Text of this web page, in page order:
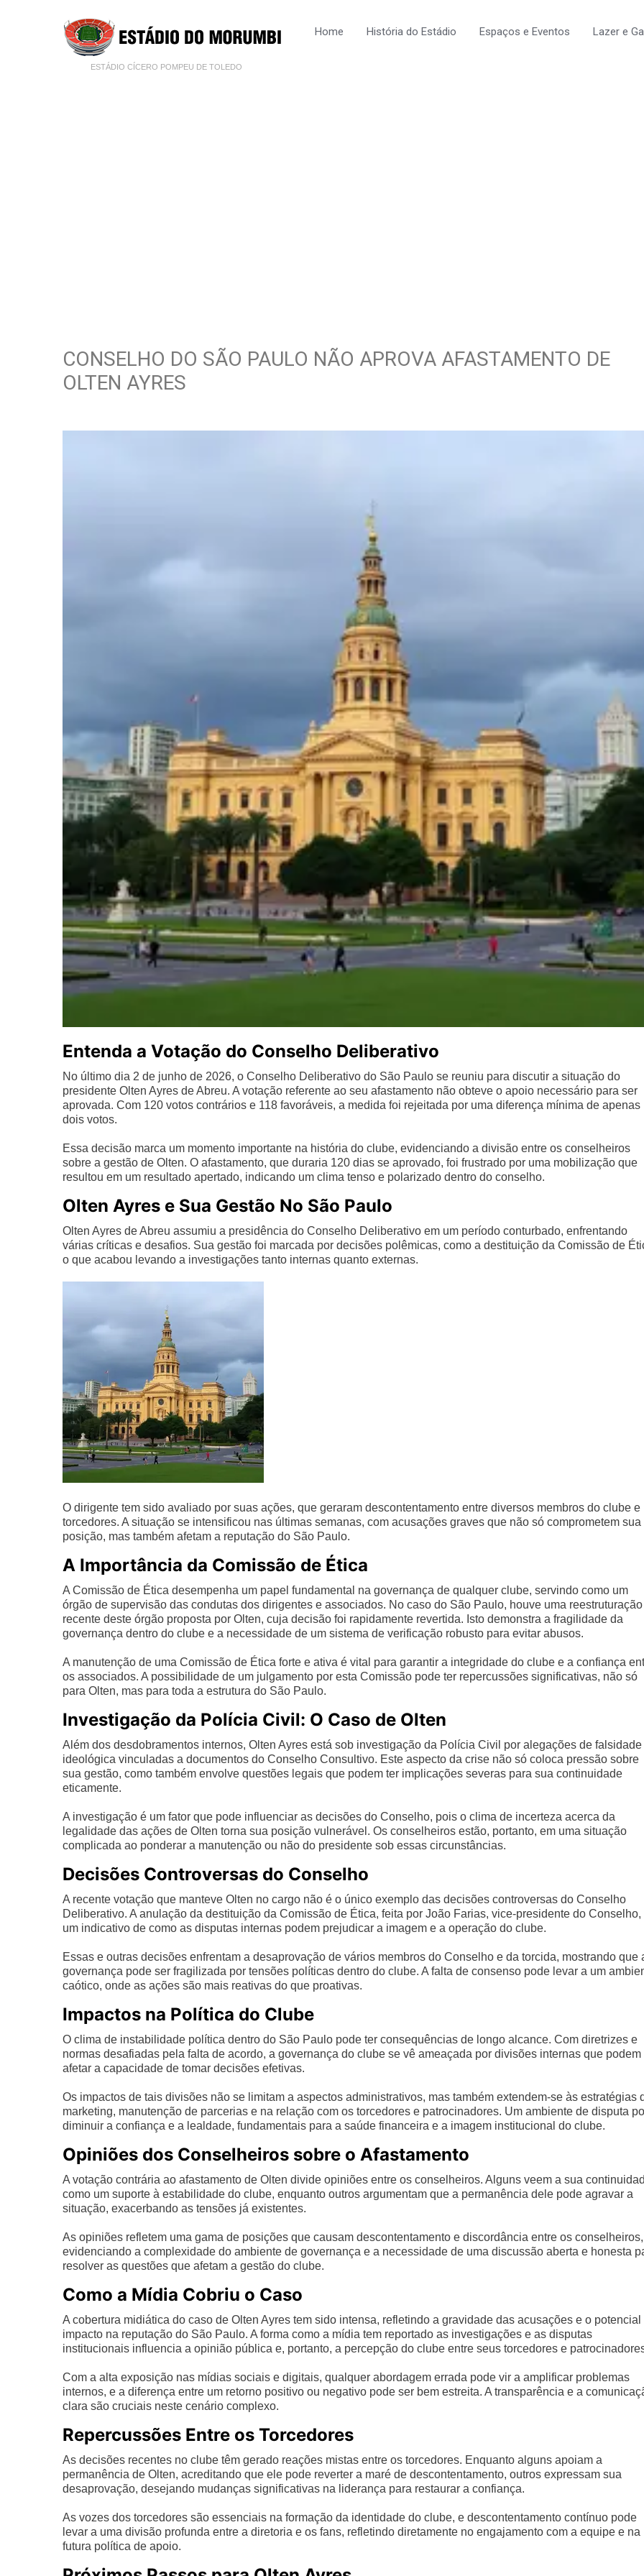
ESTÁDIO CÍCERO POMPEU DE TOLEDO
Home História do Estádio Espaços e Eventos Lazer e
CONSELHO DO SÃO PAULO NÃO APROVA AFASTAMENTO DE
OLTEN AYRES
Entenda a Votação do Conselho Deliberativo
No último dia 2 de junho de 2026, o Conselho Deliberativo do São Paulo se reuniu para discutir a situação do
presidente Olten Ayres de Abreu. A votação referente ao seu afastamento não obteve o apoio necessário para ser
aprovada. Com 120 votos contrários e 118 favoráveis, a medida foi rejeitada por uma diferença mínima de apenas
dois votos.
Essa decisão marca um momento importante na história do clube, evidenciando a divisão entre os conselheiros
sobre a gestão de Olten. O afastamento, que duraria 120 dias se aprovado, foi frustrado por uma mobilização que
resultou em um resultado apertado, indicando um clima tenso e polarizado dentro do conselho.
Olten Ayres e Sua Gestão No São Paulo
Olten Ayres de Abreu assumiu a presidência do Conselho Deliberativo em um período conturbado, enfrentando
várias críticas e desafios. Sua gestão foi marcada por decisões polêmicas, como a destituição da Comissão de
o que acabou levando a investigações tanto internas quanto externas.
O dirigente tem sido avaliado por suas ações, que geraram descontentamento entre diversos membros do clube e
torcedores. A situação se intensificou nas últimas semanas, com acusações graves que não só comprometem sua
posição, mas também afetam a reputação do São Paulo.
A Importância da Comissão de Ética
A Comissão de Ética desempenha um papel fundamental na governança de qualquer clube, servindo como um
órgão de supervisão das condutas dos dirigentes e associados. No caso do São Paulo, houve uma reestruturação
recente deste órgão proposta por Olten, cuja decisão foi rapidamente revertida. Isto demonstra a fragilidade da
governança dentro do clube e a necessidade de um sistema de verificação robusto para evitar abusos.
A manutenção de uma Comissão de Ética forte e ativa é vital para garantir a integridade do clube e a confiança
os associados. A possibilidade de um julgamento por esta Comissão pode ter repercussões significativas, não só
para Olten, mas para toda a estrutura do São Paulo.
Investigação da Polícia Civil: O Caso de Olten
Além dos desdobramentos internos, Olten Ayres está sob investigação da Polícia Civil por alegações de falsidade
ideológica vinculadas a documentos do Conselho Consultivo. Este aspecto da crise não só coloca pressão sobre
sua gestão, como também envolve questões legais que podem ter implicações severas para sua continuidade
eticamente.
A investigação é um fator que pode influenciar as decisões do Conselho, pois o clima de incerteza acerca da
legalidade das ações de Olten torna sua posição vulnerável. Os conselheiros estão, portanto, em uma situação
complicada ao ponderar a manutenção ou não do presidente sob essas circunstâncias.
Decisões Controversas do Conselho
A recente votação que manteve Olten no cargo não é o único exemplo das decisões controversas do Conselho
Deliberativo. A anulação da destituição da Comissão de Ética, feita por João Farias, vice-presidente do Conselho,
um indicativo de como as disputas internas podem prejudicar a imagem e a operação do clube.
Essas e outras decisões enfrentam a desaprovação de vários membros do Conselho e da torcida, mostrando que
governança pode ser fragilizada por tensões políticas dentro do clube. A falta de consenso pode levar a um
caótico, onde as ações são mais reativas do que proativas.
Impactos na Política do Clube
O clima de instabilidade política dentro do São Paulo pode ter consequências de longo alcance. Com diretrizes e
normas desafiadas pela falta de acordo, a governança do clube se vê ameaçada por divisões internas que podem
afetar a capacidade de tomar decisões efetivas.
Os impactos de tais divisões não se limitam a aspectos administrativos, mas também extendem-se às estratégias
marketing, manutenção de parcerias e na relação com os torcedores e patrocinadores. Um ambiente de disputa
diminuir a confiança e a lealdade, fundamentais para a saúde financeira e a imagem institucional do clube.
Opiniões dos Conselheiros sobre o Afastamento
A votação contrária ao afastamento de Olten divide opiniões entre os conselheiros. Alguns veem a sua
como um suporte à estabilidade do clube, enquanto outros argumentam que a permanência dele pode agravar a
situação, exacerbando as tensões já existentes.
As opiniões refletem uma gama de posições que causam descontentamento e discordância entre os conselheiros,
evidenciando a complexidade do ambiente de governança e a necessidade de uma discussão aberta e honesta
resolver as questões que afetam a gestão do clube.
Como a Mídia Cobriu o Caso
A cobertura midiática do caso de Olten Ayres tem sido intensa, refletindo a gravidade das acusações e o potencial
impacto na reputação do São Paulo. A forma como a mídia tem reportado as investigações e as disputas
institucionais influencia a opinião pública e, portanto, a percepção do clube entre seus torcedores e
Com a alta exposição nas mídias sociais e digitais, qualquer abordagem errada pode vir a amplificar problemas
internos, e a diferença entre um retorno positivo ou negativo pode ser bem estreita. A transparência e a
clara são cruciais neste cenário complexo.
Repercussões Entre os Torcedores
As decisões recentes no clube têm gerado reações mistas entre os torcedores. Enquanto alguns apoiam a
permanência de Olten, acreditando que ele pode reverter a maré de descontentamento, outros expressam sua
desaprovação, desejando mudanças significativas na liderança para restaurar a confiança.
As vozes dos torcedores são essenciais na formação da identidade do clube, e descontentamento contínuo pode
levar a uma divisão profunda entre a diretoria e os fans, refletindo diretamente no engajamento com a equipe e na
futura política de apoio.